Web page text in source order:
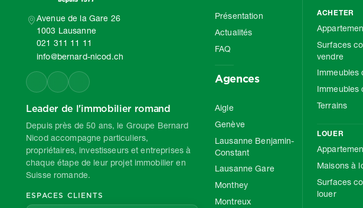
Avenue de la Gare 26
1003 Lausanne
021 311 11 11
info@bernard-nicod.ch
Leader de l'immobilier romand
Depuis près de 50 ans, le Groupe Bernard
Nicod accompagne particuliers,
propriétaires, investisseurs et entreprises à
chaque étape de leur projet immobilier en
Suisse romande.
ESPACES CLIENTS
Présentation
Actualités
FAQ
Agences
Aigle
Genève
Lausanne Benjamin-
Constant
Lausanne Gare
Monthey
Montreux
ACHETER
Surfaces
vendre
Immeubles
Immeubles
Terrains
LOUER
Maisons à
Surfaces
louer